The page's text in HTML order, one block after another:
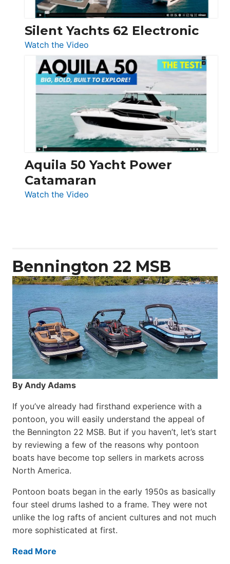
Silent Yachts 62 Electronic
Watch the Video
Silent
Yachts
62
Electronic
Aquila 50 Yacht Power
Catamaran
Watch the Video
Bennington 22 MSB
By Andy Adams
If you’ve already had firsthand experience with a
pontoon, you will easily understand the appeal of
the Bennington 22 MSB. But if you haven’t, let’s start
by reviewing a few of the reasons why pontoon
boats have become top sellers in markets across
North America.
Pontoon boats began in the early 1950s as basically
four steel drums lashed to a frame. They were not
unlike the log rafts of ancient cultures and not much
more sophisticated at first.
Read More